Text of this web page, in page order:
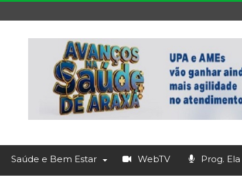
Saúde e Bem Estar WebTV Prog.